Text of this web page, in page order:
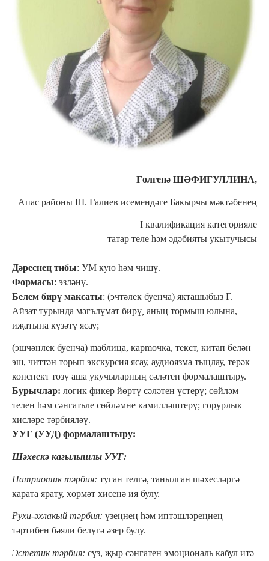
Гөлгенә ШӘФИГУЛЛИНА,
Апас районы Ш. Галиев исемендәге Бакырчы мәктәбенең
I квалификация категорияле
татар теле һәм әдәбияты укытучысы
Дәреснең тибы: УМ кую һәм чишү.
Формасы: эзләнү.
Белем бирү максаты: (эчтәлек буенча) якташыбыз Г.
Айзат турында мәгълүмат бирү аның тормыш юлына,
иҗатына күзәтү ясау;
(эшчәнлек буенча) mаблица, карmочка, текст, китап белән
эш, читтән торып экскурсия ясау, аудиоязма тыңлау, терәк
конспект төзү аша укучыларның сәләтен формалаштыру.
Бурычлар: логик фикер йөртү сәләтен үстерү; сөйләм
телен һәм сәнгатьле сөйләмне камилләштерү; горурлык
хисләре тәрбияләү.
УУГ (УУД) формалаштыру:
Шәхескә кагылышлы УУГ:
Пaтриотик тәрбия: туган телгә, тaнылган шәхесләргә
карaта ярату, хөрмәт хисенә ия булу.
Рухи-әхлакый тәрбия: үзеңнең һәм иптәшләреңнең
тәртибен бәяли белүгә әзер булу.
Эстетик тәрбия: сүз, җыр сәнгатен эмоциональ кабул итә